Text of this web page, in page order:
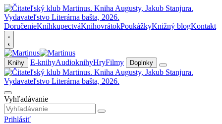
DoručenieKníhkupectváKnihovrátokPoukážkyKnižný blogKontakt
Knihy E-knihyAudioknihyHryFilmy Doplnky
Vyhľadávanie
Prihlásiť